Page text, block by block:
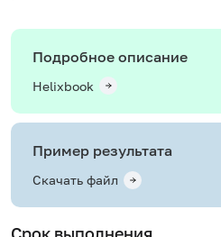
Подробное описание
Helixbook
Пример результата
Скачать файл